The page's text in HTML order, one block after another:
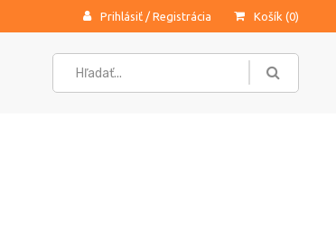
Prihlásiť / Registrácia Košík (0)